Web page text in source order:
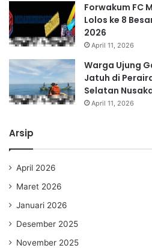
Forwakum FC
Lolos ke 8
2026
April 11, 2026
Warga Ujung
Jatuh di
Selatan
April 11, 2026
Arsip
April 2026
Maret 2026
Januari 2026
Desember 2025
November 2025